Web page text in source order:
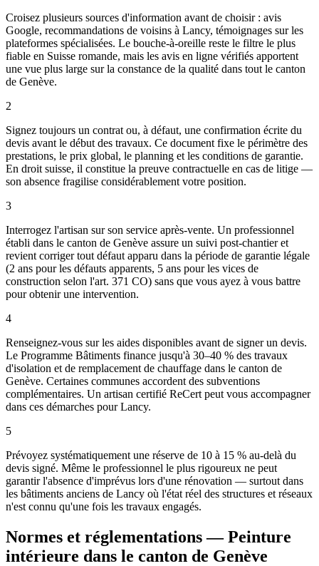
Croisez plusieurs sources d'information avant de choisir : avis
Google, recommandations de voisins à Lancy, témoignages sur les
plateformes spécialisées. Le bouche-à-oreille reste le filtre le plus
fiable en Suisse romande, mais les avis en ligne vérifiés apportent
une vue plus large sur la constance de la qualité dans tout le canton
de Genève.
2
Signez toujours un contrat ou, à défaut, une confirmation écrite du
devis avant le début des travaux. Ce document fixe le périmètre des
prestations, le prix global, le planning et les conditions de garantie.
En droit suisse, il constitue la preuve contractuelle en cas de litige —
son absence fragilise considérablement votre position.
3
Interrogez l'artisan sur son service après-vente. Un professionnel
établi dans le canton de Genève assure un suivi post-chantier et
revient corriger tout défaut apparu dans la période de garantie légale
(2 ans pour les défauts apparents, 5 ans pour les vices de
construction selon l'art. 371 CO) sans que vous ayez à vous battre
pour obtenir une intervention.
4
Renseignez-vous sur les aides disponibles avant de signer un devis.
Le Programme Bâtiments finance jusqu'à 30–40 % des travaux
d'isolation et de remplacement de chauffage dans le canton de
Genève. Certaines communes accordent des subventions
complémentaires. Un artisan certifié ReCert peut vous accompagner
dans ces démarches pour Lancy.
5
Prévoyez systématiquement une réserve de 10 à 15 % au-delà du
devis signé. Même le professionnel le plus rigoureux ne peut
garantir l'absence d'imprévus lors d'une rénovation — surtout dans
les bâtiments anciens de Lancy où l'état réel des structures et réseaux
n'est connu qu'une fois les travaux engagés.
Normes et réglementations — Peinture
intérieure dans le canton de Genève